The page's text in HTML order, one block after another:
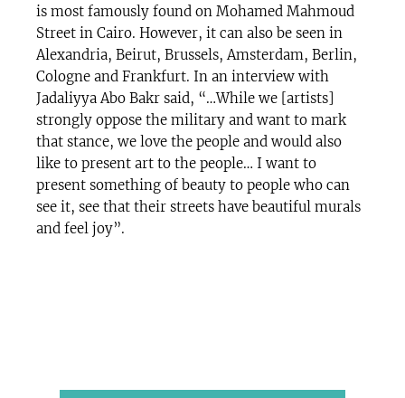
is most famously found on Mohamed Mahmoud
Street in Cairo. However, it can also be seen in
Alexandria, Beirut, Brussels, Amsterdam, Berlin,
Cologne and Frankfurt. In an interview with
Jadaliyya Abo Bakr said, “…While we [artists]
strongly oppose the military and want to mark
that stance, we love the people and would also
like to present art to the people… I want to
present something of beauty to people who can
see it, see that their streets have beautiful murals
and feel joy”.